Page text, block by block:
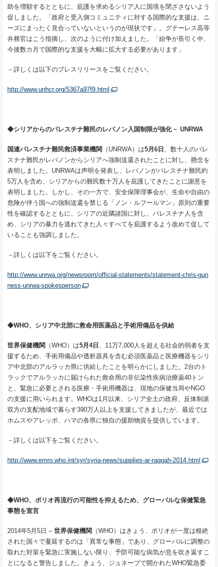
助を増額するとともに、庇護を求めるシリア人に国境を閉ざさないよう
促しました。「政府と受入側コミュニティに対する国際的な支援は、ニ
ーズにまったく 見合っていないというのが現状です」。グテーレス高等
弁務官はこう指摘し、次のように付け加えました。「紛争が長引く中、
今後数カ月で国際的な支援を大幅に拡大する必要があります」
－詳しくは以下のプレスリリースをご覧ください。
http://www.unhcr.org/5367a97f9.html
◆シリアからのパレスチナ難民のレバノン入国制限が強化－ UNRWA
国連パレスチナ難民救済事業機関 （UNRWA）は5月 6 日 、数十人のパレ
スチナ難民がレバノンからシリアへ強制送還されたことに対し、懸念を
表明しました。UNRWAは声明を発表し、レバノンがパレスチナ難民約
5万人を含め、シリアからの難民数十万人を庇護してきたことに謝意を
表明しました。しかし、その一方で、安全保障理事会が、生命や自由の
危険が伴う国への強制送還を禁じる「ノン・ルフールマン」原則の重要
性を確認するとともに、シリアの近隣諸国に対し、パレスチナ人を含
め、シリアの暴力を逃れてきた人々すべてを庇護するよう改めて促して
いることも強調しました。
－詳しくは以下をご覧ください。
http://www.unrwa.org/newsroom/official-statements/statement-chris-gun
ness-unrwa-spokesperson
◆WHO、シリア中北部に救命用医薬品と手術用備品を供給
世界保健機関 （WHO）は5月 4日 、11万7,000人を超える社会的弱者を支
援するため、手術用備品や透析器具を含む必須医薬品と医療機器をシリ
ア中北部のアルラッカ県に供給したことを明らかにしました。2台のト
ラックでアルラッカに届けられた救命用の非伝染性疾病治療薬40トン
と、緊急に必要とされる医療・手術用機器は、現地の保健当局やNGO
の支援に用いられます。WHOは1月以来、シリア全土の政府、反体制派
双方の支配地域で暮らす390万人以上を支援してきましたが、最近では
ホムスやアレッポ、ハマの各県に独自の援助物資を提供しています。
－詳しくは以下をご覧ください。
http://www.emro.who.int/syr/syria-news/supplies-ar-raqqah-2014.html
◆WHO、ポリオ再流行の可能性を抑えるため、グローバルな保健緊急
事態を宣言
2014年5月5日 – 世界保健機関 （WHO）はきょう、ポリオが一度は根絶
された国々で蔓延するのは「異常な事態」であり、グローバルに調整の
取れた対策を緊急に実施しない限り、予防可能な病気が息を吹き返すこ
とになると警告しました。きょう、ジュネーブで開かれたWHO緊急委